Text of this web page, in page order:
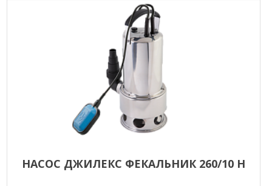
НАСОС ДЖИЛЕКС ФЕКАЛЬНИК 260/10 Н